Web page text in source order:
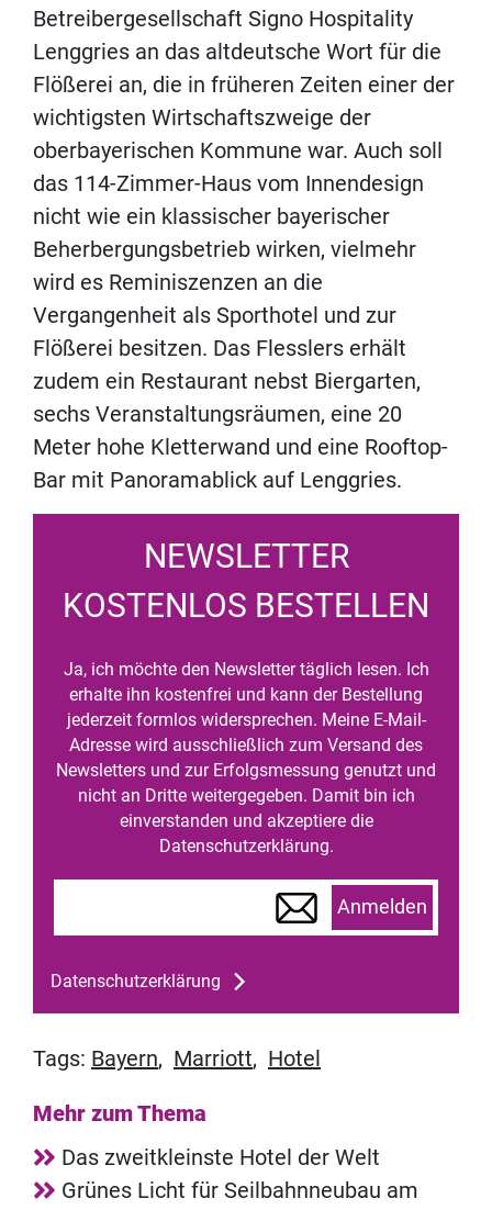
Betreibergesellschaft Signo Hospitality
Lenggries an das altdeutsche Wort für die
Flößerei an, die in früheren Zeiten einer der
wichtigsten Wirtschaftszweige der
oberbayerischen Kommune war. Auch soll
das 114-Zimmer-Haus vom Innendesign
nicht wie ein klassischer bayerischer
Beherbergungsbetrieb wirken, vielmehr
wird es Reminiszenzen an die
Vergangenheit als Sporthotel und zur
Flößerei besitzen. Das Flesslers erhält
zudem ein Restaurant nebst Biergarten,
sechs Veranstaltungsräumen, eine 20
Meter hohe Kletterwand und eine Rooftop-
Bar mit Panoramablick auf Lenggries.
NEWSLETTER
KOSTENLOS BESTELLEN
Ja, ich möchte den Newsletter täglich lesen. Ich
erhalte ihn kostenfrei und kann der Bestellung
jederzeit formlos widersprechen. Meine E-Mail-
Adresse wird ausschließlich zum Versand des
Newsletters und zur Erfolgsmessung genutzt und
nicht an Dritte weitergegeben. Damit bin ich
einverstanden und akzeptiere die
Datenschutzerklärung.
Anmelden
Datenschutzerklärung
Tags: Bayern, Marriott, Hotel
Mehr zum Thema
Das zweitkleinste Hotel der Welt
Grünes Licht für Seilbahnneubau am